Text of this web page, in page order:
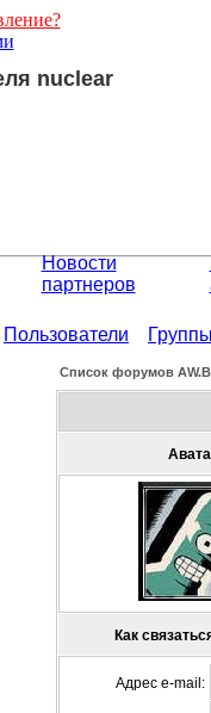
nuclear
Новости
партнеров
Пользователи
Список форумов
Как
Адрес e-mail: